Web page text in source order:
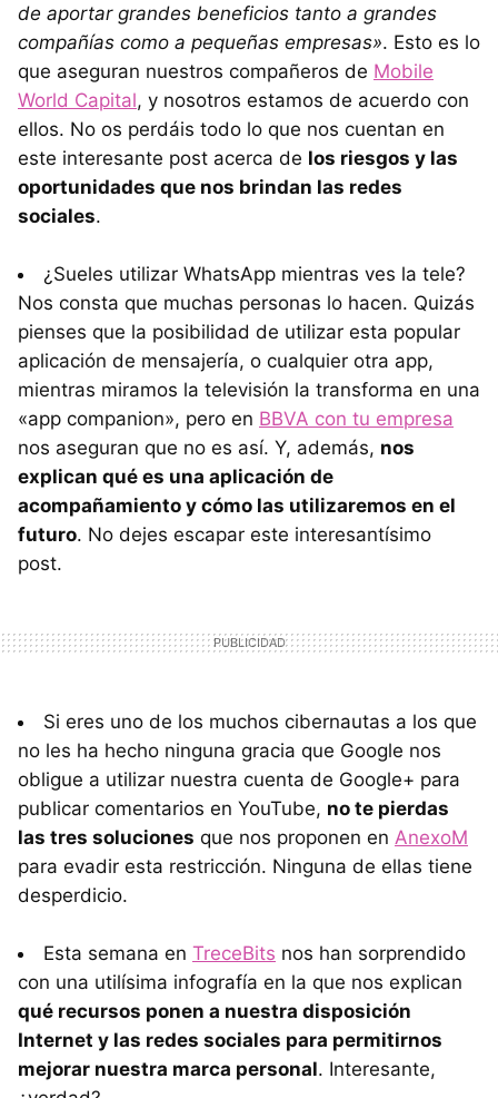
de aportar grandes beneficios tanto a grandes
compañías como a pequeñas empresas». Esto es lo
que aseguran nuestros compañeros de Mobile
World Capital, y nosotros estamos de acuerdo con
ellos. No os perdáis todo lo que nos cuentan en
este interesante post acerca de los riesgos y las
oportunidades que nos brindan las redes
sociales.
¿Sueles utilizar WhatsApp mientras ves la tele?
Nos consta que muchas personas lo hacen. Quizás
pienses que la posibilidad de utilizar esta popular
aplicación de mensajería, o cualquier otra app,
mientras miramos la televisión la transforma en una
«app companion», pero en BBVA con tu empresa
nos aseguran que no es así. Y, además, nos
explican qué es una aplicación de
acompañamiento y cómo las utilizaremos en el
futuro. No dejes escapar este interesantísimo
post.
Si eres uno de los muchos cibernautas a los que
no les ha hecho ninguna gracia que Google nos
obligue a utilizar nuestra cuenta de Google+ para
publicar comentarios en YouTube, no te pierdas
las tres soluciones que nos proponen en AnexoM
para evadir esta restricción. Ninguna de ellas tiene
desperdicio.
Esta semana en TreceBits nos han sorprendido
con una utilísima infografía en la que nos explican
qué recursos ponen a nuestra disposición
Internet y las redes sociales para permitirnos
mejorar nuestra marca personal. Interesante,